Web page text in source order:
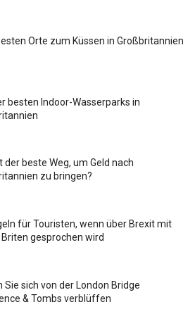
Orte zum Küssen in Großbritannien
besten Indoor-Wasserparks in
der beste Weg, um Geld nach
zu bringen?
für Touristen, wenn über Brexit mit
gesprochen wird
Sie sich von der London Bridge
& Tombs verblüffen